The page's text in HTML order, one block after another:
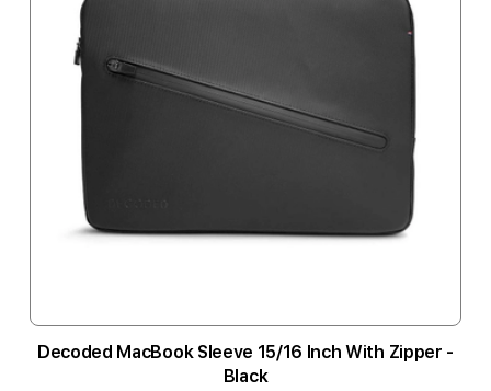
Decoded MacBook Sleeve 15/16 Inch With Zipper -
Black